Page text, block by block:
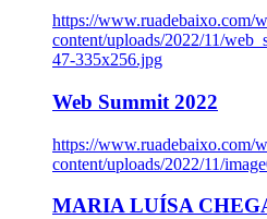
https://www.ruadebaixo.com/
content/uploads/2022/11/
47-335x256.jpg
Web Summit 2022
https://www.ruadebaixo.com/
content/uploads/2022/11/
MARIA LUÍSA